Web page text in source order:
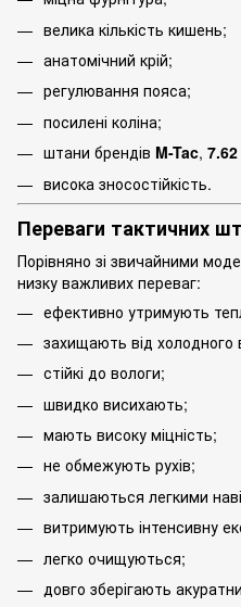
велика кількість кишень;
анатомічний крій;
регулювання пояса;
посилені коліна;
штани брендів M-Tac,
висока зносостійкість.
Переваги тактичних
Порівняно зі звичайними
низку важливих переваг:
ефективно утримують
захищають від холодного
стійкі до вологи;
швидко висихають;
мають високу міцність;
не обмежують рухів;
залишаються легкими
витримують інтенсивну
легко очищуються;
довго зберігають